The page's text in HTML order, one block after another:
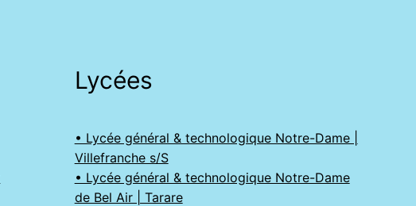
Lycées
• Lycée général & technologique Notre-Dame |
Villefranche s/S
• Lycée général & technologique Notre-Dame
de Bel Air | Tarare